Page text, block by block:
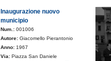
Inaugurazione nuovo
municipio
Num.: 001006
Autore: Giacomello Pierantonio
Anno: 1967
Via: Piazza San Daniele